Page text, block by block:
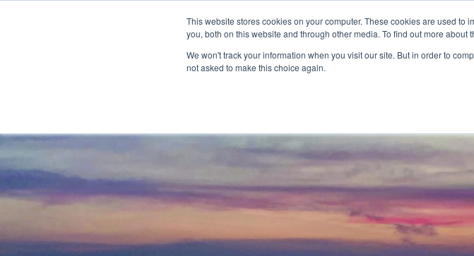
This website stores cookies on your computer. These cookies are used
you, both on this website and through other media. To find out more about
We won't track your information when you visit our site. But in order to
not asked to make this choice again.
Localizzatore di concessionari Centro multimediale Marine
Prodotti